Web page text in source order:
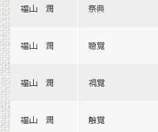
福山 潤 祭典
福山 潤 聴覚
福山 潤 視覚
福山 潤 触覚